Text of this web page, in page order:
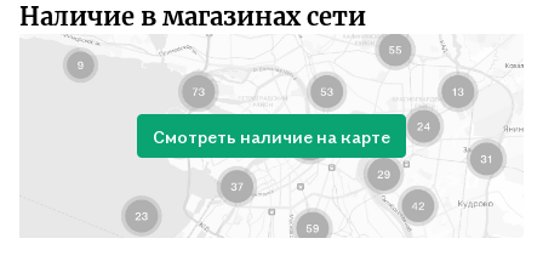
Наличие в магазинах сети
Смотреть наличие на карте